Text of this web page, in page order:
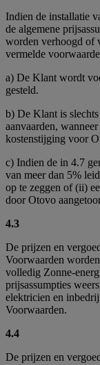
Indien de installatie
de algemene
worden verhoogd of
vermelde
a) De Klant wordt
gesteld.
b) De Klant is
aanvaarden,
kostenstijging voor
c) Indien de in 4.7
van meer dan 5%
op te zeggen of (ii)
door Otovo
4.3
De prijzen en
Voorwaarden
volledig Zonne-
prijsassumpties
elektricien en
Voorwaarden.
4.4
De prijzen en